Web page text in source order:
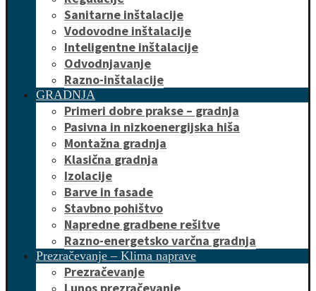
Sanitarne inštalacije
Vodovodne inštalacije
Inteligentne inštalacije
Odvodnjavanje
Razno-inštalacije
GRADNJA
Primeri dobre prakse – gradnja
Pasivna in nizkoenergijska hiša
Montažna gradnja
Klasična gradnja
Izolacije
Barve in fasade
Stavbno pohištvo
Napredne gradbene rešitve
Razno-energetsko varčna gradnja
Prezračevanje – Klima naprave
Prezračevanje